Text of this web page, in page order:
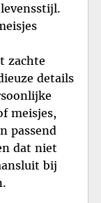
zachte
details
meisjes,
passend
dat niet
bij